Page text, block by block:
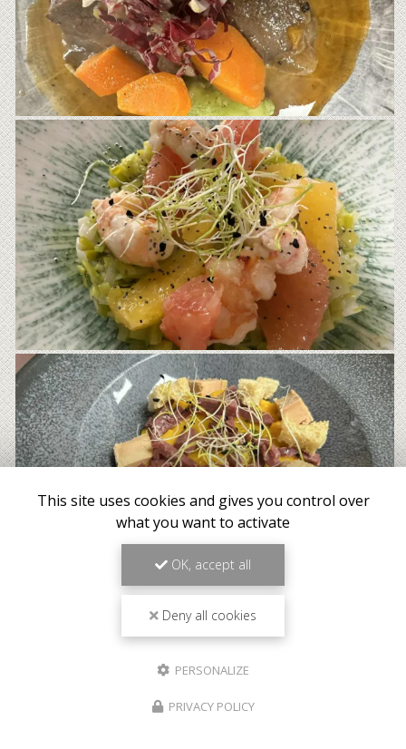
This site uses cookies and gives you control over
what you want to activate
OK, accept all
Deny all cookies
PERSONALIZE
PRIVACY POLICY